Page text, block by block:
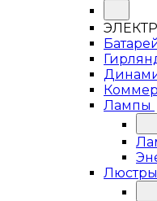
Лампы
Люстры